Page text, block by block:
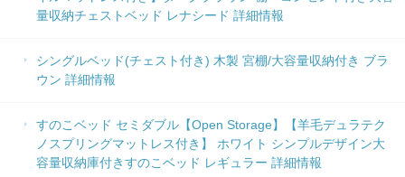
量収納チェストベッド レナシード 詳細情報
シングルベッド(チェスト付き) 木製 宮棚/大容量収納付き ブラ
ウン 詳細情報
すのこベッド セミダブル【Open Storage】【羊毛デュラテク
ノスプリングマットレス付き】 ホワイト シンプルデザイン大
容量収納庫付きすのこベッド レギュラー 詳細情報